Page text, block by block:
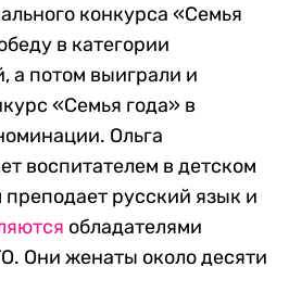
конкурса «Семья
в категории
а потом выиграли и
«Семья года» в
Ольга
воспитателем в детском
русский язык и
обладателями
Они женаты около десяти